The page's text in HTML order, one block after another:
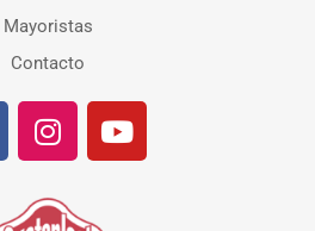
Mayoristas
Contacto